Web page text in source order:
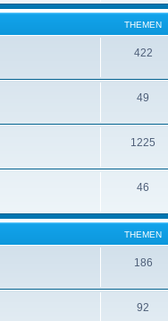
THEMEN
422
49
1225
46
THEMEN
186
92